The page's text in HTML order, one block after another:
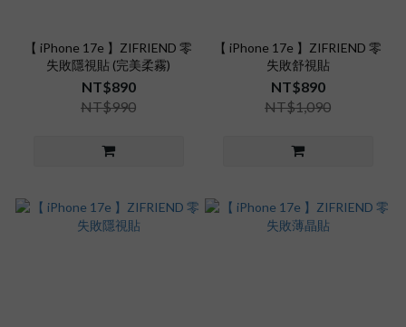
【 iPhone 17e 】ZIFRIEND 零
失敗隱視貼 (完美柔霧)
NT$890
NT$990
【 iPhone 17e 】ZIFRIEND 零
失敗舒視貼
NT$890
NT$1,090